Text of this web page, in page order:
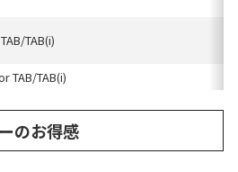
TAB(i)
TAB/TAB(i)
のお得感